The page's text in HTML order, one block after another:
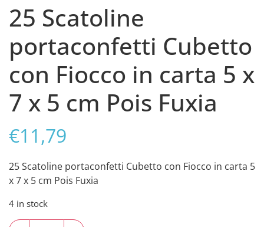
25 Scatoline
portaconfetti Cubetto
con Fiocco in carta 5 x
7 x 5 cm Pois Fuxia
€11,79
25 Scatoline portaconfetti Cubetto con Fiocco in carta 5
x 7 x 5 cm Pois Fuxia
4 in stock